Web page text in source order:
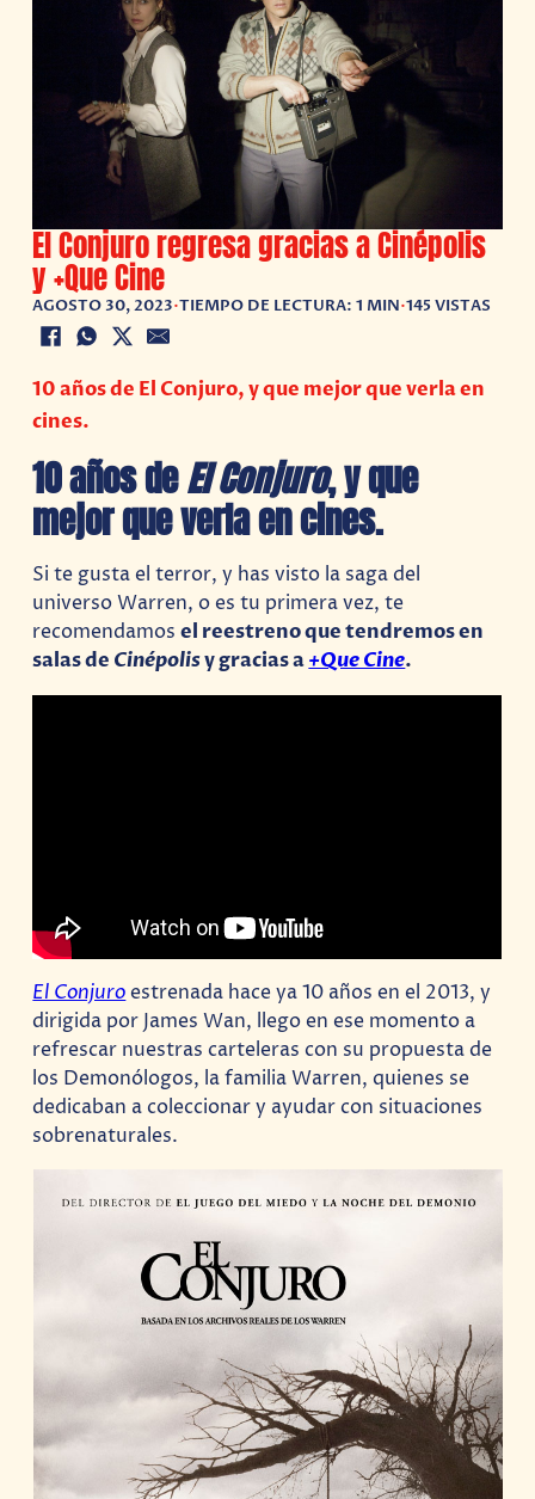
El Conjuro regresa gracias a Cinépolis
y +Que Cine
AGOSTO 30, 2023•TIEMPO DE LECTURA: 1 MIN•145 VISTAS
10 años de El Conjuro, y que mejor que verla en
cines.
10 años deEl Conjuro, y que
mejor que verla en cines.
Si te gusta el terror, y has visto la saga del
universo Warren, o es tu primera vez, te
recomendamosel reestreno que tendremos en
salas de Cinépolisy gracias a+Que Cine.
El Conjuroestrenada hace ya 10 años en el 2013, y
dirigida por James Wan, llego en ese momento a
refrescar nuestras carteleras con su propuesta de
los Demonólogos, la familia Warren, quienes se
dedicaban a coleccionar y ayudar con situaciones
sobrenaturales.